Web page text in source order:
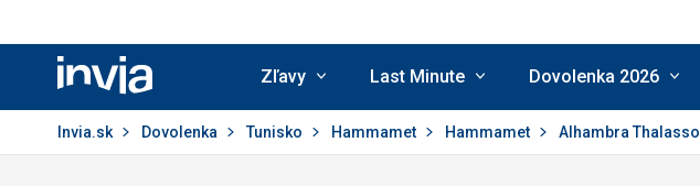
Invia.sk
Zľavy Last Minute Dovolenka 2026
Invia.sk Dovolenka Tunisko Hammamet Hammamet Alhambra Thalasso